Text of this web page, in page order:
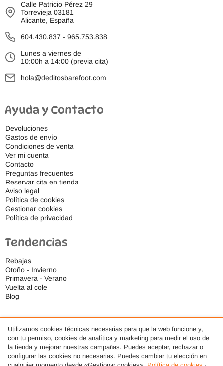
Calle Patricio Pérez 29
Torrevieja 03181
Alicante, España
604.430.837 - 965.753.838
Lunes a viernes de
10:00h a 14:00 (previa cita)
hola@deditosbarefoot.com
Ayuda y Contacto
Devoluciones
Gastos de envío
Condiciones de venta
Ver mi cuenta
Contacto
Preguntas frecuentes
Reservar cita en tienda
Aviso legal
Política de cookies
Gestionar cookies
Política de privacidad
Tendencias
Rebajas
Otoño - Invierno
Primavera - Verano
Vuelta al cole
Blog
Utilizamos cookies técnicas necesarias para que la web funcione y,
con tu permiso, cookies de analítica y marketing para medir el uso de
la tienda y mejorar nuestras campañas. Puedes aceptar, rechazar o
configurar las cookies no necesarias. Puedes cambiar tu elección en